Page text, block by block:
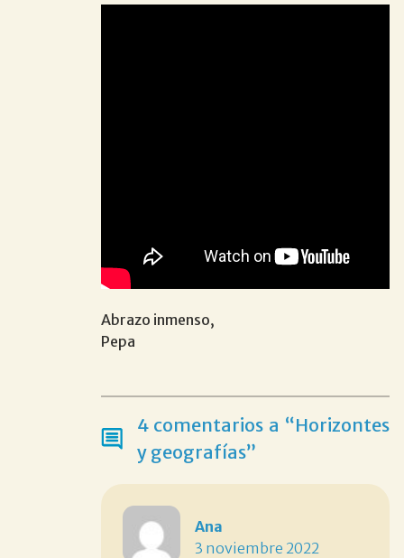
Abrazo inmenso,
Pepa
4 comentarios a “Horizontes
y geografías”
Ana
3 noviembre 2022